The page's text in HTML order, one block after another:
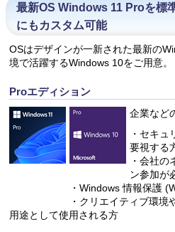
最新OS Windows 11 Proを標
にもカスタム可能
OSはデザインが一新された最新の
境で活躍するWindows 10をご用意。
Proエディション
企業など
・セキ
要視する
・会社の
ン参加が
・Windows 情報保護
・クリエイティブ環
用途として使用される方